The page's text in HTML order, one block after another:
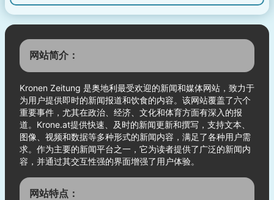
网站简介：
Kronen Zeitung 是奥地利最受欢迎的新闻和媒体网站，致力于
为用户提供即时的新闻报道和饮食的内容。该网站覆盖了六个
重要事件，尤其在政治、经济、文化和体育方面有深入的报
道。Krone.at提供快速、及时的新闻更新和撰写，支持文本、
图像、视频和数据等多种形式的新闻内容，满足了各种用户需
求。作为主要的新闻平台之一，它为读者提供了广泛的新闻内
容，并通过其交互性强的界面增强了用户体验。
网站特点：